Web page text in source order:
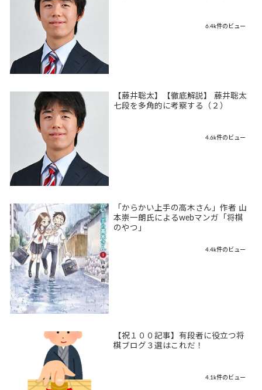
6.4k件のビュー
【藤井聡太】【徹底解説】 藤井聡太
七段を多角的に考察する（２）
4.6k件のビュー
「からかい上手の高木さん」作者 山
本崇一朗氏によるwebマンガ「将棋
のやつ」
4.4k件のビュー
【祝１００記事】有段者に役立つ将
棋ブログ３選はこれだ！
4.1k件のビュー